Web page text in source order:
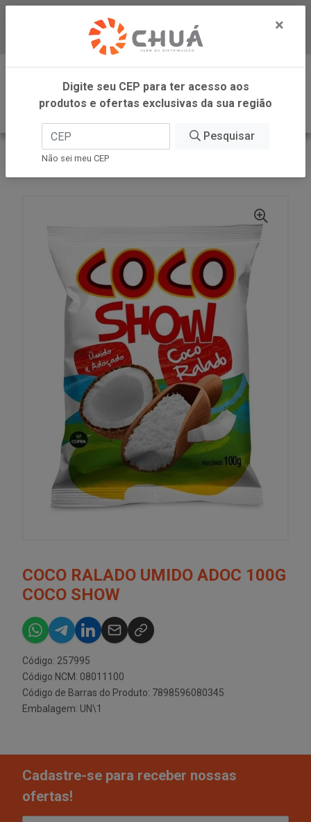
Baixe já nosso APP
0
INÍCIO
COPRA ALIMENTOS
COCO RALADO UMIDO ADOC 100G
COCO SHOW
Código: 257995
Código NCM: 08011100
Código de Barras do Produto: 7898596080345
Embalagem: UN\1
Cadastre-se para receber nossas
ofertas!
×
Digite seu CEP para ter acesso aos
produtos e ofertas exclusivas da sua região
Pesquisar
Não sei meu CEP